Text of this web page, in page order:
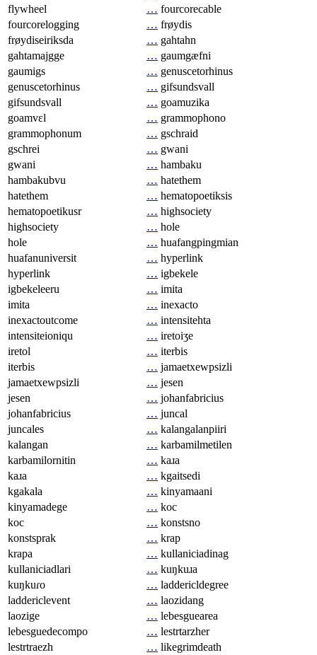
flywheel
… fourcorecable
fourcorelogging
… frøydis
frøydiseiriksda
… gahtahn
gahtamajgge
… gaumgæfni
gaumigs
… genuscetorhinus
genuscetorhinus
… gifsundsvall
gifsundsvall
… goamuzika
goamvɛl
… grammophono
grammophonum
… gschraid
gschrei
… gwani
gwani
… hambaku
hambakubvu
… hatethem
hatethem
… hematopoetiksis
hematopoetikusr
… highsociety
highsociety
… hole
hole
… huafangpingmian
huafanuniversit
… hyperlink
hyperlink
… igbekele
igbekeleeru
… imita
imita
… inexacto
inexactoutcome
… intensitehta
intensiteioniqu
… iretoiʒe
iretol
… iterbis
iterbis
… jamaetxewpsizli
jamaetxewpsizli
… jesen
jesen
… johanfabricius
johanfabricius
… juncal
juncales
… kalangalanpiiri
kalangan
… karbamilmetilen
karbamilornitin
… kaɹa
kaɹa
… kgaitsedi
kgakala
… kinyamaani
kinyamadege
… koc
koc
… konstsno
konstsprak
… krap
krapa
… kullaniciadinag
kullaniciadlari
… kuŋkuɹa
kuŋkuɾo
… laddericldegree
laddericlevent
… laozidang
laozige
… lebesguearea
lebesguedecompo
… lestrtarzher
lestrtraezh
… likegrimdeath